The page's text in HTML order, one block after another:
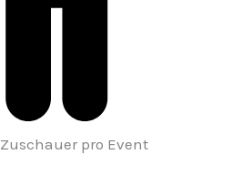
Zuschauer pro Event